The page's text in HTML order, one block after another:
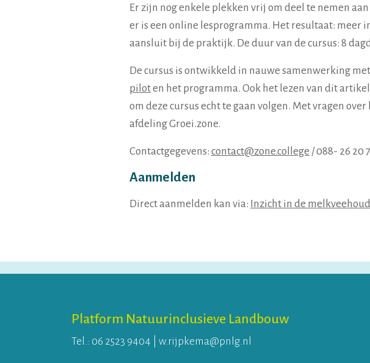
Er zijn nog enkele plekken vrij om deel te nemen
er is een online lesprogramma. Het resultaat: meer
aansluit bij de praktijk. De duur van de cursus: 8
De cursus is ontwikkeld in nauwe samenwerking
piloten het programma. Ook het lezen van dit
om deze cursus echt te gaan volgen. Met vragen
afdeling Groei.zone.
Contactgegevens: contact@zone.college / 088- 26 20
Aanmelden
Direct aanmelden kan via: Inzicht in de
Platform Natuurinclusieve Landbouw
Tel.: 06 2523 9404 w.rijpkema@pnlg.nl